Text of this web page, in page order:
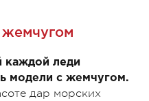
жемчугом
каждой леди
модели с жемчугом.
дар морских